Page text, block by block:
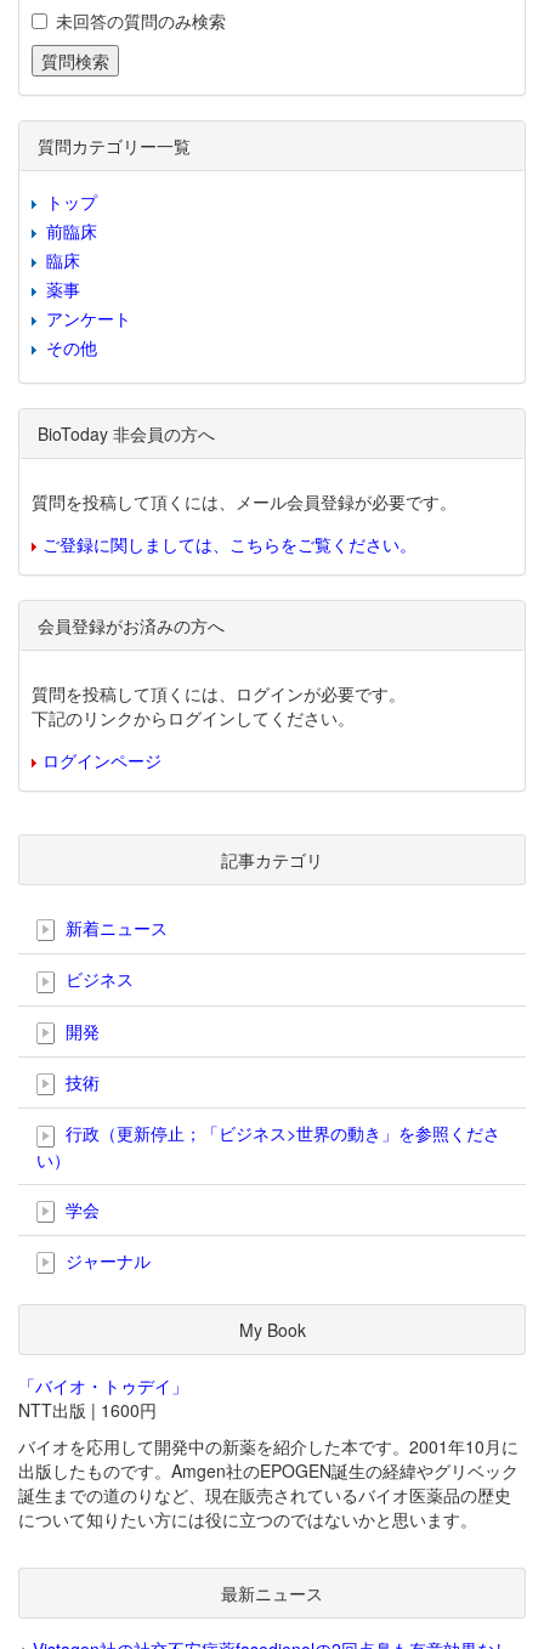
未回答の質問のみ検索
質問カテゴリー一覧
トップ
前臨床
臨床
薬事
アンケート
その他
BioToday 非会員の方へ
質問を投稿して頂くには、メール会員登録が必要です。
ご登録に関しましては、こちらをご覧ください。
会員登録がお済みの方へ
質問を投稿して頂くには、ログインが必要です。
下記のリンクからログインしてください。
ログインページ
記事カテゴリ
新着ニュース
ビジネス
開発
技術
行政（更新停止；「ビジネス>世界の動き」を参照くださ
い）
学会
ジャーナル
My Book
「バイオ・トゥデイ」
NTT出版 | 1600円
バイオを応用して開発中の新薬を紹介した本です。2001年10月に
出版したものです。Amgen社のEPOGEN誕生の経緯やグリベック
誕生までの道のりなど、現在販売されているバイオ医薬品の歴史
について知りたい方には役に立つのではないかと思います。
最新ニュース